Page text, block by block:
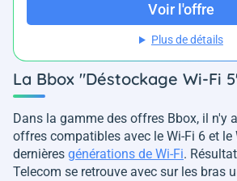
Voir l'offre
Plus de détails
La Bbox "Déstockage Wi-Fi
Dans la gamme des offres Bbox, il n'y
offres compatibles avec le Wi-Fi 6 et le
dernières générations de Wi-Fi.
Telecom se retrouve avec sur les bras